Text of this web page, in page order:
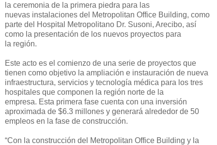
la ceremonia de la primera piedra para las
nuevas instalaciones de Metropolitan Office Building, como
parte del Hospital Metropolitano Dr. Susoni, Arecibo, así
como la presentación de los nuevos proyectos para
la región.
Este acto es el comienzo de una serie de proyectos que
tienen como objetivo la ampliación e instauración de nueva
infraestructura, servicios y tecnología médica para los tres
hospitales que componen la región norte de la
empresa. Esta primera fase cuenta con una inversión
aproximada de $6.3 millones y generará alrededor de 50
empleos en la fase de construcción.
“Con la construcción del Metropolitan Office Building y la